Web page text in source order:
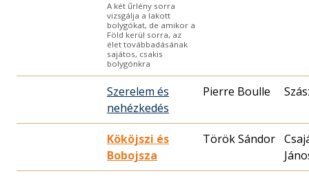
A két űrlény sorra
vizsgálja a lakott
bolygókat, de amikor a
Föld kerül sorra, az
élet továbbadásának
sajátos, csakis
bolygónkra
Szerelem és
nehézkedés
Pierre Boulle
Kököjszi és
Bobojsza
Török Sándor